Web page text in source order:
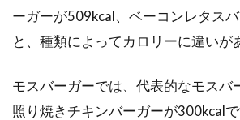
アミノ酸を多く含む飲
賞味期限と消費
ーガーが509kcal、ベーコンレタス
と、種類によってカロリーに違いが
モスバーガーでは、代表的なモスバ
照り焼きチキンバーガーが300kcalで